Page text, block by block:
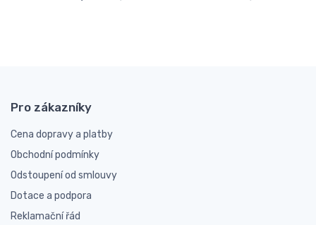
Pro zákazníky
Cena dopravy a platby
Obchodní podmínky
Odstoupení od smlouvy
Dotace a podpora
Reklamační řád